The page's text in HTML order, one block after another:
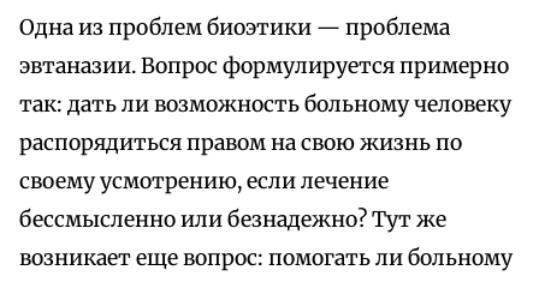
Одна из проблем биоэтики — проблема
эвтаназии. Вопрос формулируется примерно
так: дать ли возможность больному человеку
распорядиться правом на свою жизнь по
своему усмотрению, если лечение
бессмысленно или безнадежно? Тут же
возникает еще вопрос: помогать ли больному